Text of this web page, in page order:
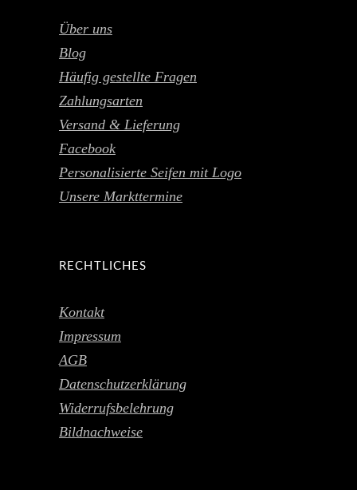
Über uns
Blog
Häufig gestellte Fragen
Zahlungsarten
Versand & Lieferung
Facebook
Personalisierte Seifen mit Logo
Unsere Markttermine
RECHTLICHES
Kontakt
Impressum
AGB
Datenschutzerklärung
Widerrufsbelehrung
Bildnachweise